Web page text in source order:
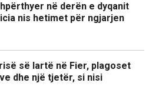
në derën e dyqanit
nis hetimet për ngjarjen
së lartë në Fier, plagoset
dhe një tjetër, si nisi